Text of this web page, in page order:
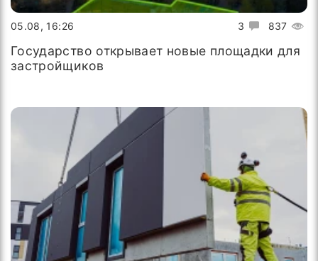
3 837
05.08, 16:26
Государство открывает новые площадки для
застройщиков